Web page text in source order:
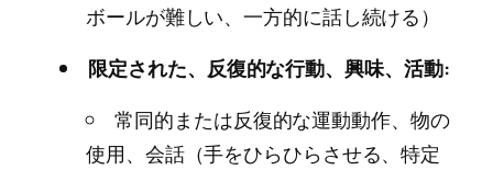
ボールが難しい、一方的に話し続ける）
限定された、反復的な行動、興味、活動:
常同的または反復的な運動動作、物の
使用、会話（手をひらひらさせる、特定